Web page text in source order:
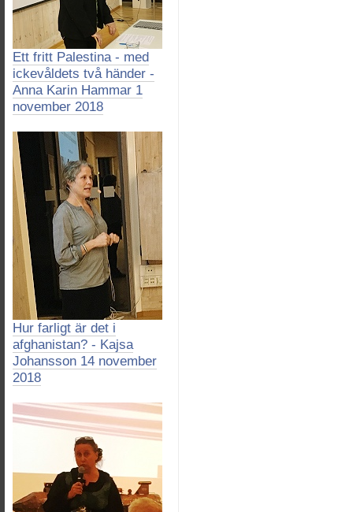
Ett fritt Palestina - med
ickevåldets två händer -
Anna Karin Hammar 1
november 2018
Hur farligt är det i
afghanistan? - Kajsa
Johansson 14 november
2018